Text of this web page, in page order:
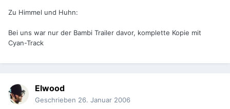
Zu Himmel und Huhn:
Bei uns war nur der Bambi Trailer davor, komplette Kopie mit
Cyan-Track
Elwood
Geschrieben 26. Januar 2006